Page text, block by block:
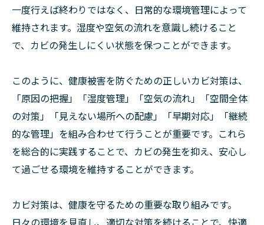
一度行えば終わりではなく、日常的な環境管理によって
維持されます。湿度や空気の流れを意識し続けること
で、カビの発生しにくい状態を保つことができます。
このように、健康被害を防ぐための正しいカビ対策は、
「原因の把握」「湿度管理」「空気の流れ」「空間全体
の対策」「見えない場所への配慮」「早期対応」「継続
的な管理」を組み合わせて行うことが重要です。これら
を総合的に実践することで、カビの発生を抑え、安心し
て過ごせる環境を維持することができます。
カビ対策は、健康を守るための重要な取り組みです。
日々の環境を見直し、適切な対策を続けることで、快適